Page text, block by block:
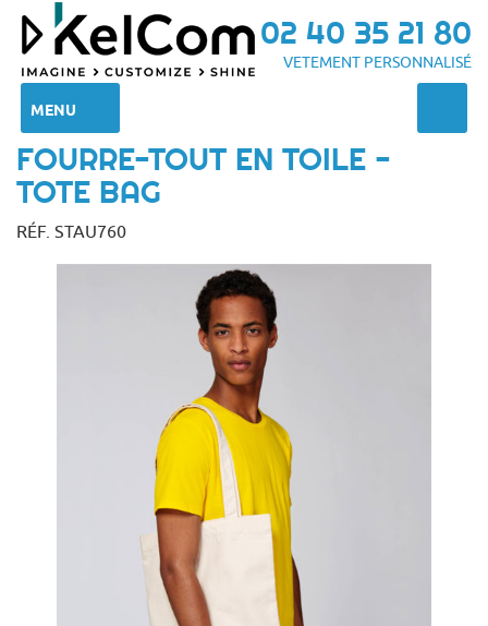
02 40 35 21 80
VETEMENT PERSONNALISÉ
MENU
FOURRE-TOUT EN TOILE -
TOTE BAG
RÉF. STAU760